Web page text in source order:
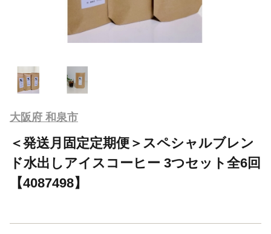
大阪府 和泉市
＜発送月固定定期便＞スペシャルブレン
ド水出しアイスコーヒー 3つセット全6回
【4087498】